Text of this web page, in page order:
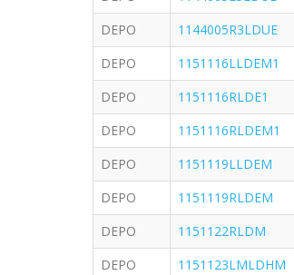
DEPO
1144005R3LDUE
DEPO
1151116LLDEM1
DEPO
1151116RLDE1
DEPO
1151116RLDEM1
DEPO
1151119LLDEM
DEPO
1151119RLDEM
DEPO
1151122RLDM
DEPO
1151123LMLDHM